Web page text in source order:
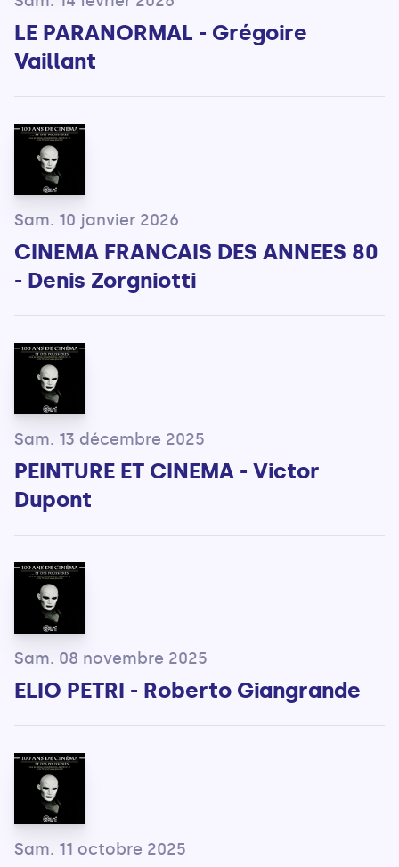
LE PARANORMAL - Grégoire
Vaillant
Sam. 10 janvier 2026
CINEMA FRANCAIS DES ANNEES 80
- Denis Zorgniotti
Sam. 13 décembre 2025
PEINTURE ET CINEMA - Victor
Dupont
Sam. 08 novembre 2025
ELIO PETRI - Roberto Giangrande
Sam. 11 octobre 2025